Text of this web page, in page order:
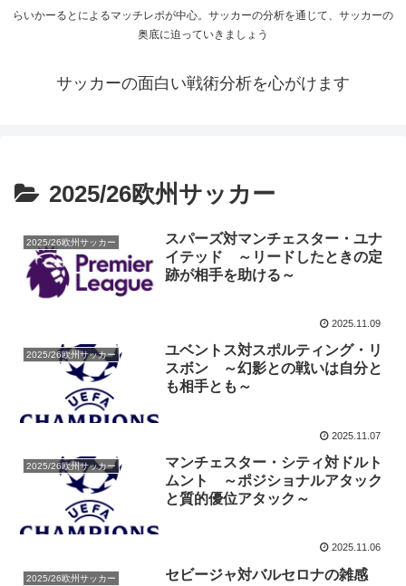
らいかーるとによるマッチレポが中心。サッカーの分析を通じて、サッカーの
奥底に迫っていきましょう
サッカーの面白い戦術分析を心がけます
2025/26欧州サッカー
2025/26欧州サッカー
スパーズ対マンチェスター・ユナ
イテッド ～リードしたときの定
跡が相手を助ける～
2025.11.09
2025/26欧州サッカー
ユベントス対スポルティング・リ
スボン ～幻影との戦いは自分と
も相手とも～
2025.11.07
2025/26欧州サッカー
マンチェスター・シティ対ドルト
ムント ～ポジショナルアタック
と質的優位アタック～
2025.11.06
2025/26欧州サッカー セビージャ対バルセロナの雑感